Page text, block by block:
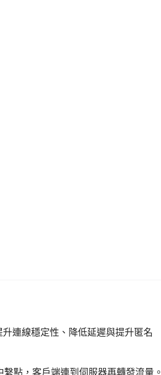
連線穩定性、降低延遲與提升匿名
點，客戶端連到伺服器再轉發流量。